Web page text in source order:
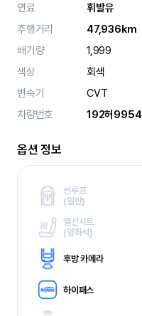
연료
휘발유
주행거리
47,936km
배기량
1,999
색상
회색
변속기
CVT
차량번호
192허9954
옵션 정보
썬루프
(일반)
열선시트
(앞좌석)
후방 카메라
하이패스